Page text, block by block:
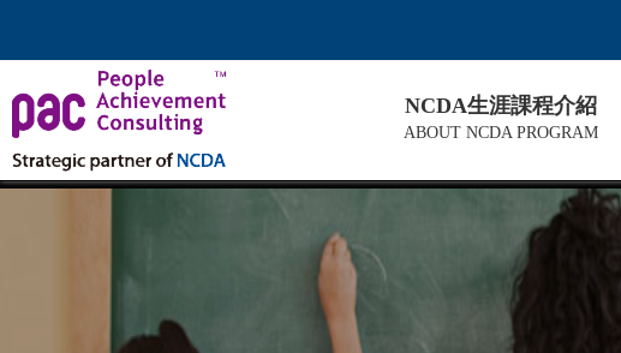
NCDA生涯課程介紹
ABOUT NCDA PROGRAM